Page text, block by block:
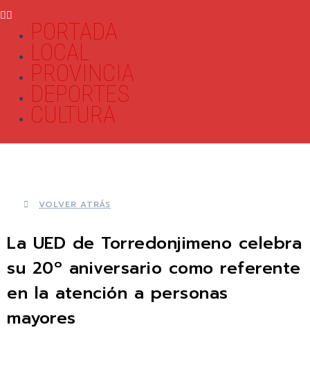
PORTADA
LOCAL
PROVINCIA
DEPORTES
CULTURA
VOLVER ATRÁS
La UED de Torredonjimeno celebra
su 20º aniversario como referente
en la atención a personas
mayores